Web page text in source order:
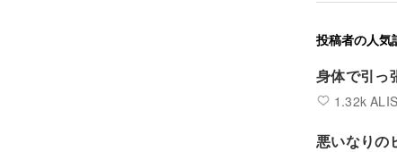
投稿者の人気
身体で引っ
1.32k ALIS
悪いなりの